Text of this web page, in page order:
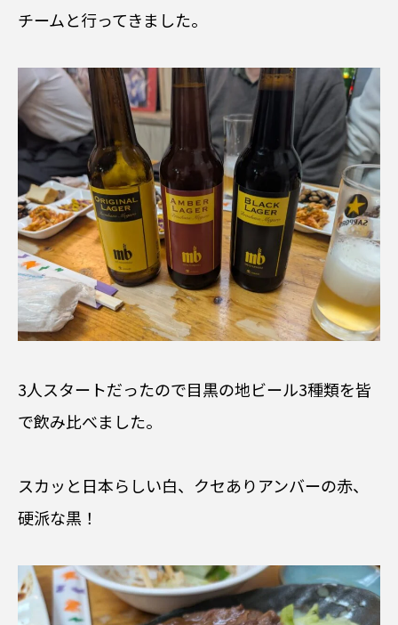
チームと行ってきました。
3人スタートだったので目黒の地ビール3種類を皆
で飲み比べました。
スカッと日本らしい白、クセありアンバーの赤、
硬派な黒！